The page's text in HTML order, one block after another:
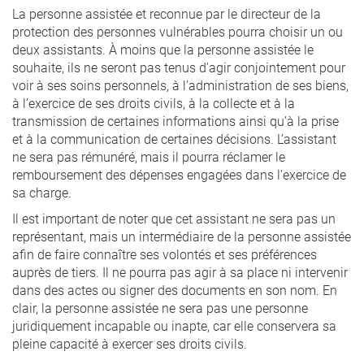
La personne assistée et reconnue par le directeur de la
protection des personnes vulnérables pourra choisir un ou
deux assistants. À moins que la personne assistée le
souhaite, ils ne seront pas tenus d’agir conjointement pour
voir à ses soins personnels, à l’administration de ses biens,
à l’exercice de ses droits civils, à la collecte et à la
transmission de certaines informations ainsi qu’à la prise
et à la communication de certaines décisions. L’assistant
ne sera pas rémunéré, mais il pourra réclamer le
remboursement des dépenses engagées dans l’exercice de
sa charge.
Il est important de noter que cet assistant ne sera pas un
représentant, mais un intermédiaire de la personne assistée
afin de faire connaître ses volontés et ses préférences
auprès de tiers. Il ne pourra pas agir à sa place ni intervenir
dans des actes ou signer des documents en son nom. En
clair, la personne assistée ne sera pas une personne
juridiquement incapable ou inapte, car elle conservera sa
pleine capacité à exercer ses droits civils.